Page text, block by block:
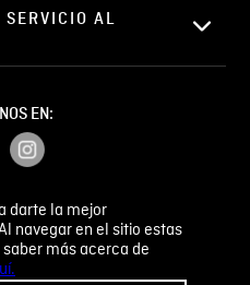
darte la mejor
navegar en el sitio estas
más acerca de
SERVICIO AL
EN:
Y RECLAMOS
FÁCILES!